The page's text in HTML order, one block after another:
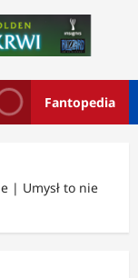
Fantopedia
| Umysł to nie